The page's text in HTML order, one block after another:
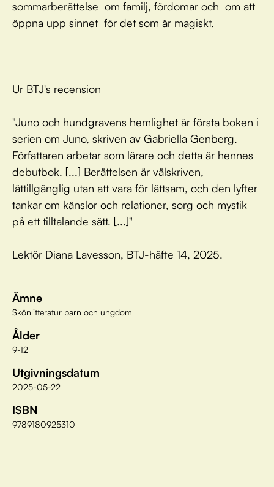
sommarberättelse om familj, fördomar och om att
öppna upp sinnet för det som är magiskt.
Ur BTJ's recension
"Juno och hundgravens hemlighet är första boken i
serien om Juno, skriven av Gabriella Genberg.
Författaren arbetar som lärare och detta är hennes
debutbok. [...] Berättelsen är välskriven,
lättillgänglig utan att vara för lättsam, och den lyfter
tankar om känslor och relationer, sorg och mystik
på ett tilltalande sätt. [...]"
Lektör Diana Lavesson, BTJ-häfte 14, 2025.
Ämne
Skönlitteratur barn och ungdom
Ålder
9-12
Utgivningsdatum
2025-05-22
ISBN
9789180925310